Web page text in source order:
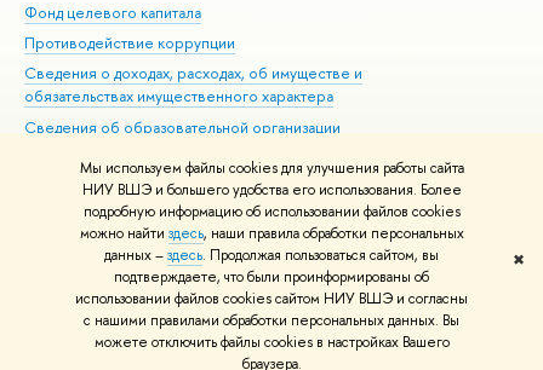
Мы используем файлы cookies для улучшения работы сайта
НИУ ВШЭ и большего удобства его использования. Более
подробную информацию об использовании файлов cookies
можно найти здесь, наши правила обработки персональных
данных –здесь. Продолжая пользоваться сайтом, вы
подтверждаете, что были проинформированы об
использовании файлов cookies сайтом НИУ ВШЭ и согласны
с нашими правилами обработки персональных данных. Вы
можете отключить файлы cookies в настройках Вашего
браузера.
✖
Фонд целевого капитала
Противодействие коррупции
Сведения о доходах, расходах, об имуществе и
обязательствах имущественного характера
Сведения об образовательной организации
Людям с ограниченными возможностями здоровья
Единая платежная страница
Работа в Вышке
© НИУ ВШЭ 1993–2026 Адреса и контакты Условия использования
материалов Политика конфиденциальности Карта сайта
Шрифты HSE Sans и HSE Slab разработаны вШколе дизайна НИУ ВШЭ